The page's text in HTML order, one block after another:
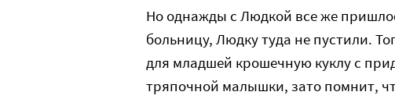
Но однажды с Людкой все же
больницу, Людку туда не пустили.
для младшей крошечную куклу с
тряпочной малышки, зато помнит,